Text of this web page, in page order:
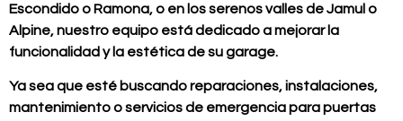
Escondido o Ramona, o en los serenos valles de Jamul o
Alpine, nuestro equipo está dedicado a mejorar la
funcionalidad y la estética de su garage.
Ya sea que esté buscando reparaciones, instalaciones,
mantenimiento o servicios de emergencia para puertas